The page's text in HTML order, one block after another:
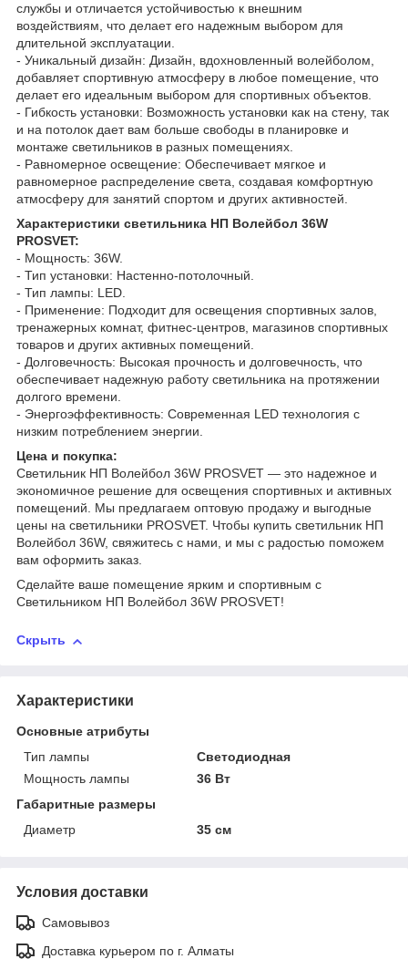
службы и отличается устойчивостью к внешним
воздействиям, что делает его надежным выбором для
длительной эксплуатации.
- Уникальный дизайн: Дизайн, вдохновленный волейболом,
добавляет спортивную атмосферу в любое помещение, что
делает его идеальным выбором для спортивных объектов.
- Гибкость установки: Возможность установки как на стену, так
и на потолок дает вам больше свободы в планировке и
монтаже светильников в разных помещениях.
- Равномерное освещение: Обеспечивает мягкое и
равномерное распределение света, создавая комфортную
атмосферу для занятий спортом и других активностей.
Характеристики светильника НП Волейбол 36W
PROSVET:
- Мощность: 36W.
- Тип установки: Настенно-потолочный.
- Тип лампы: LED.
- Применение: Подходит для освещения спортивных залов,
тренажерных комнат, фитнес-центров, магазинов спортивных
товаров и других активных помещений.
- Долговечность: Высокая прочность и долговечность, что
обеспечивает надежную работу светильника на протяжении
долгого времени.
- Энергоэффективность: Современная LED технология с
низким потреблением энергии.
Цена и покупка:
Светильник НП Волейбол 36W PROSVET — это надежное и
экономичное решение для освещения спортивных и активных
помещений. Мы предлагаем оптовую продажу и выгодные
цены на светильники PROSVET. Чтобы купить светильник НП
Волейбол 36W, свяжитесь с нами, и мы с радостью поможем
вам оформить заказ.
Сделайте ваше помещение ярким и спортивным с
Светильником НП Волейбол 36W PROSVET!
Скрыть
Характеристики
Основные атрибуты
Тип лампы
Светодиодная
Мощность лампы
36 Вт
Габаритные размеры
Диаметр
35 см
Условия доставки
Самовывоз
Доставка курьером по г. Алматы